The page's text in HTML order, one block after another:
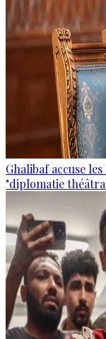
Ghalibaf accuse
"diplomatie